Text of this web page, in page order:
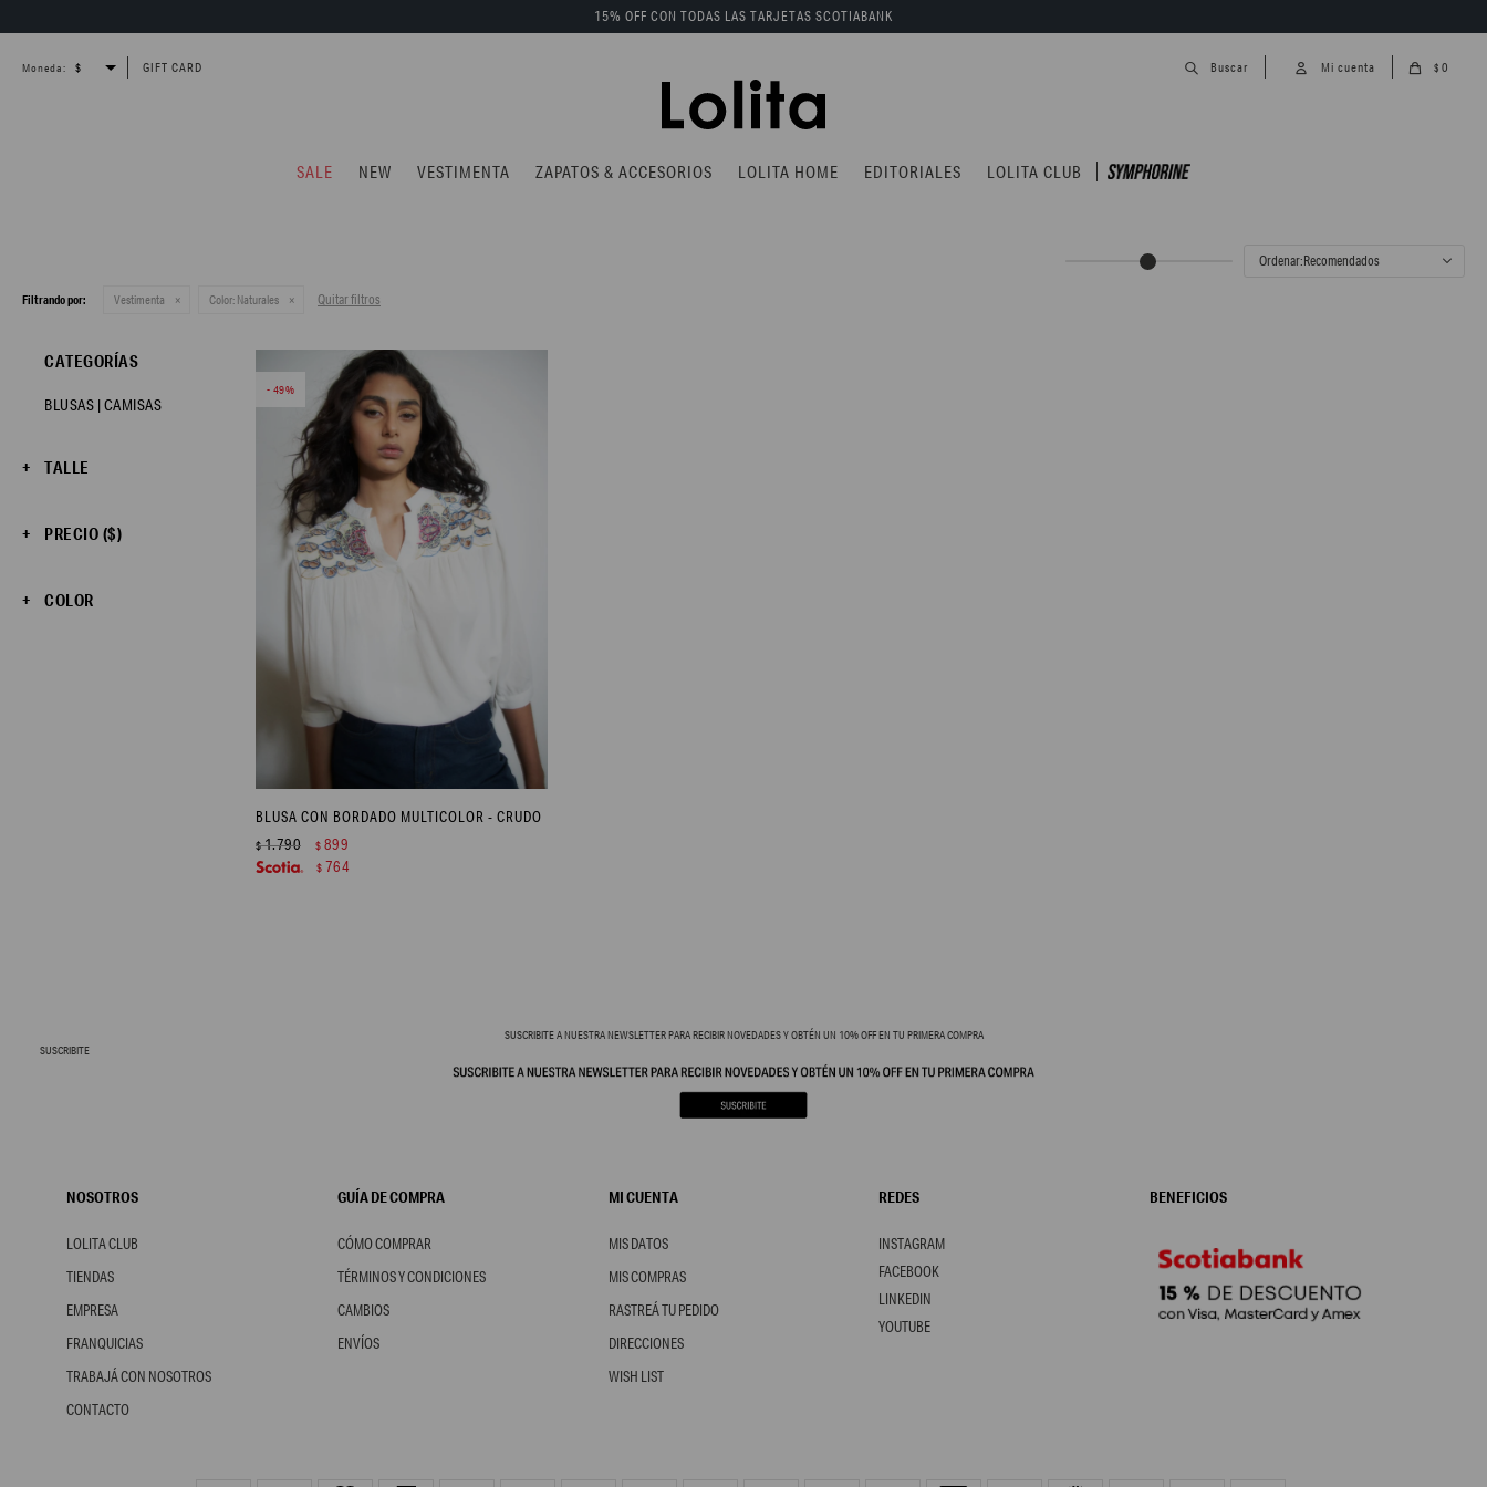
SALE NEW VESTIMENTA ZAPATOS & ACCESORIOS LOLITA HOME EDITORIALES LOLITA CLUB
$ 0
15% OFF CON TODAS LAS TARJETAS SCOTIABANK
Moneda: GIFT CARD
Recomendados
Filtrando por: Vestimenta Color: Naturales Quitar filtros
49
BLUSA CON BORDADO MULTICOLOR - CRUDO
$1.790 $ 899
$ 764
CATEGORÍAS
BLUSAS | CAMISAS
TALLE
PRECIO ($)
COLOR
SUSCRIBITE A NUESTRA NEWSLETTER PARA RECIBIR NOVEDADES Y OBTÉN UN 10% OFF EN TU PRIMERA COMPRA
SUSCRIBITE
NOSOTROS
LOLITA CLUB
TIENDAS
EMPRESA
FRANQUICIAS
TRABAJÁ CON NOSOTROS
CONTACTO
GUÍA DE COMPRA
CÓMO COMPRAR
TÉRMINOS Y CONDICIONES
CAMBIOS
ENVÍOS
MI CUENTA
MIS DATOS
MIS COMPRAS
RASTREÁ TU PEDIDO
DIRECCIONES
WISH LIST
REDES
FACEBOOK
YOUTUBE
INSTAGRAM
LINKEDIN
BENEFICIOS